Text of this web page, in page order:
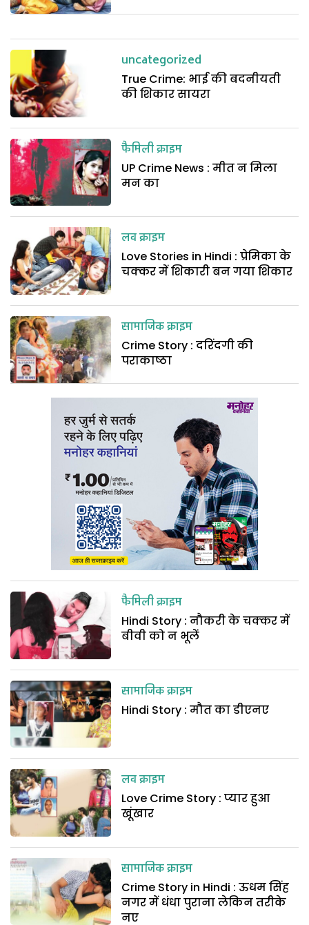
uncategorized
True Crime: भाई की बदनीयती
की शिकार सायरा
फैमिली क्राइम
UP Crime News : मीत न मिला
मन का
लव क्राइम
Love Stories in Hindi : प्रेमिका के
चक्कर में शिकारी बन गया शिकार
सामाजिक क्राइम
Crime Story : दरिंदगी की
पराकाष्ठा
फैमिली क्राइम
Hindi Story : नौकरी के चक्कर में
बीवी को न भूलें
सामाजिक क्राइम
Hindi Story : मौत का डीएनए
लव क्राइम
Love Crime Story : प्यार हुआ
खूंखार
सामाजिक क्राइम
Crime Story in Hindi : ऊधम सिंह
नगर में धंधा पुराना लेकिन तरीके
नए